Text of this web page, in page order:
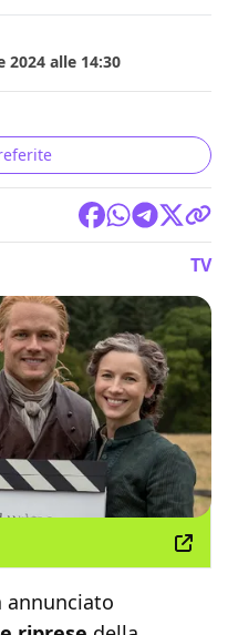
2024 alle 14:30
TV
annunciato